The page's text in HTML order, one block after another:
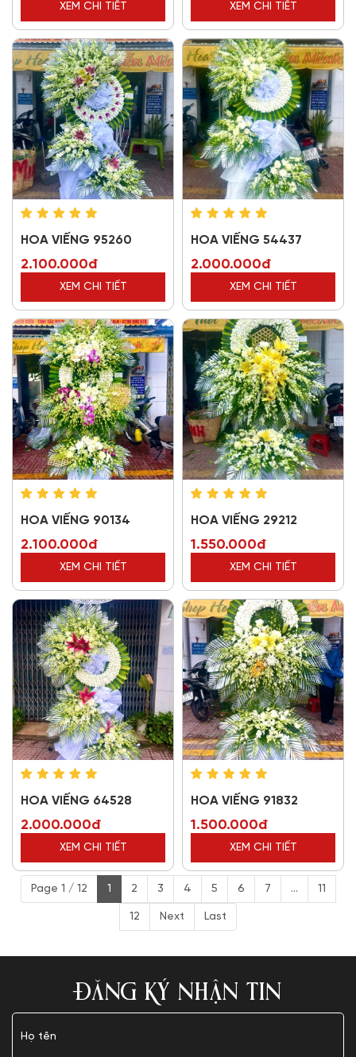
XEM CHI TIẾT XEM CHI TIẾT
HOA VIẾNG 95260
2.100.000đ
XEM CHI TIẾT
HOA VIẾNG 54437
2.000.000đ
XEM CHI TIẾT
HOA VIẾNG 90134
2.100.000đ
XEM CHI TIẾT
HOA VIẾNG 29212
1.550.000đ
XEM CHI TIẾT
HOA VIẾNG 64528
2.000.000đ
XEM CHI TIẾT
HOA VIẾNG 91832
1.500.000đ
XEM CHI TIẾT
Page 1 / 12 1 2 3 4 5 6 7 ... 11
12 Next Last
ĐĂNG KÝ NHẬN TIN